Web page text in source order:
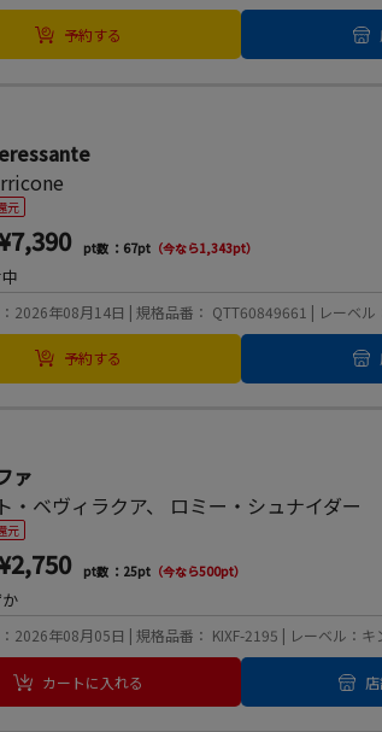
予約する
元
pt数 ：67pt （今なら1,343pt）
2026年08月14日 | 規格品番： QTT60849661 | レーベ
予約する
ァ
・ベヴィラクア、 ロミー・シュナイダー
元
pt数 ：25pt （今なら500pt）
2026年08月05日 | 規格品番： KIXF-2195 | レーベル：キ
カートに入れる